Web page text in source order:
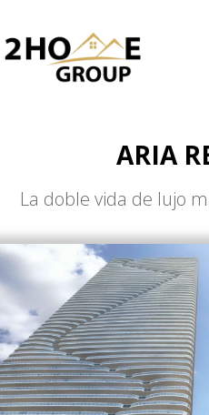
ARIA
La doble vida de lujo